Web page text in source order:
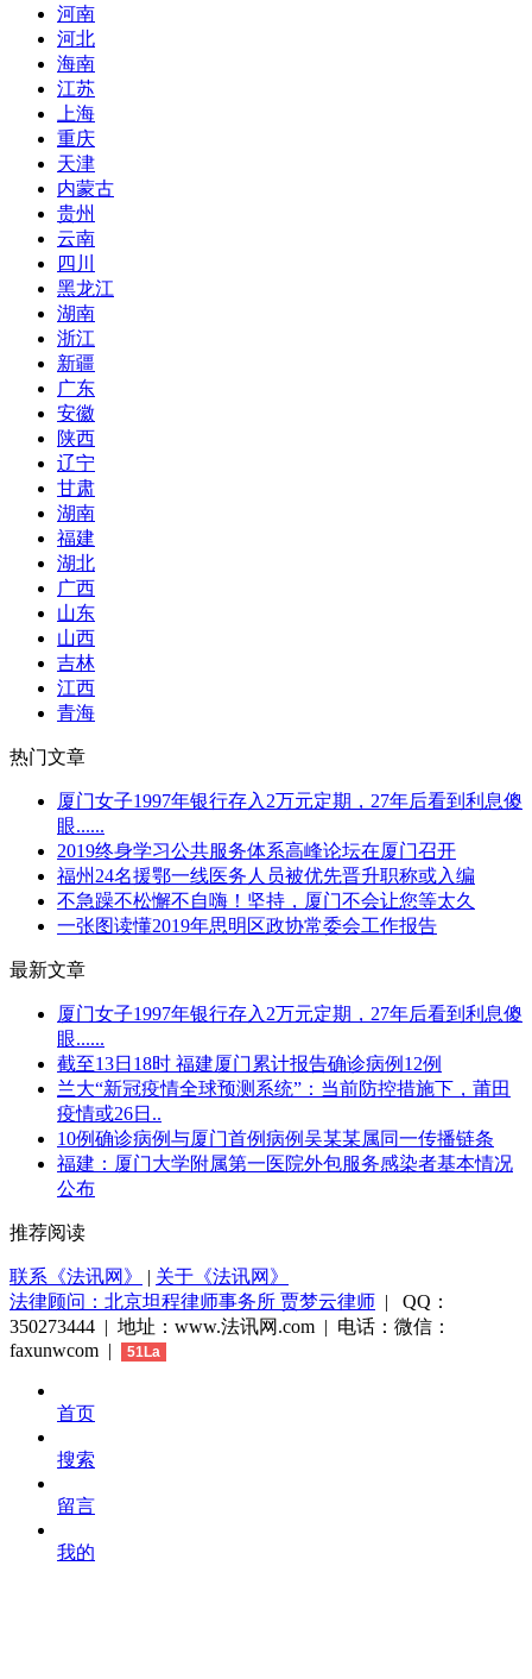
河南
河北
海南
江苏
上海
重庆
天津
内蒙古
贵州
云南
四川
黑龙江
湖南
浙江
新疆
广东
安徽
陕西
辽宁
甘肃
湖南
福建
湖北
广西
山东
山西
吉林
江西
青海
热门文章
厦门女子1997年银行存入2万元定期，27年后看到利息傻
眼......
2019终身学习公共服务体系高峰论坛在厦门召开
福州24名援鄂一线医务人员被优先晋升职称或入编
不急躁不松懈不自嗨！坚持，厦门不会让您等太久
一张图读懂2019年思明区政协常委会工作报告
最新文章
厦门女子1997年银行存入2万元定期，27年后看到利息傻
眼......
截至13日18时 福建厦门累计报告确诊病例12例
兰大“新冠疫情全球预测系统”：当前防控措施下，莆田
疫情或26日..
10例确诊病例与厦门首例病例吴某某属同一传播链条
福建：厦门大学附属第一医院外包服务感染者基本情况
公布
推荐阅读
联系《法讯网》 | 关于《法讯网》
法律顾问：北京坦程律师事务所 贾梦云律师 | QQ：
350273444 | 地址：www.法讯网.com | 电话：微信：
faxunwcom |
51La
首页
搜索
留言
我的